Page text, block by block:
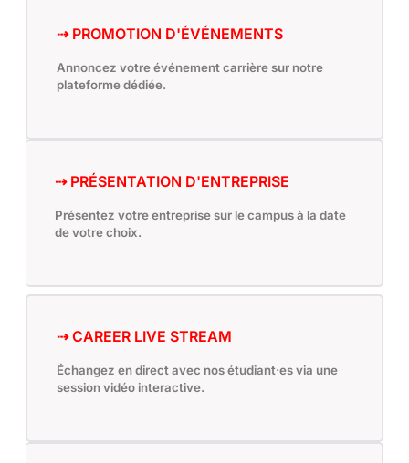
⇢ PROMOTION D'ÉVÉNEMENTS
Annoncez votre événement carrière sur notre
plateforme dédiée.
⇢ PRÉSENTATION D'ENTREPRISE
Présentez votre entreprise sur le campus à la date
de votre choix.
⇢ CAREER LIVE STREAM
Échangez en direct avec nos étudiant·es via une
session vidéo interactive.